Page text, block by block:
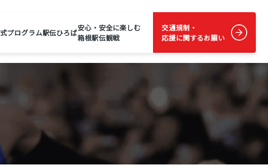
プログラム駅伝ひろば安心・安全に楽しむ
箱根駅伝観戦
交通規制・
応援に関するお願い